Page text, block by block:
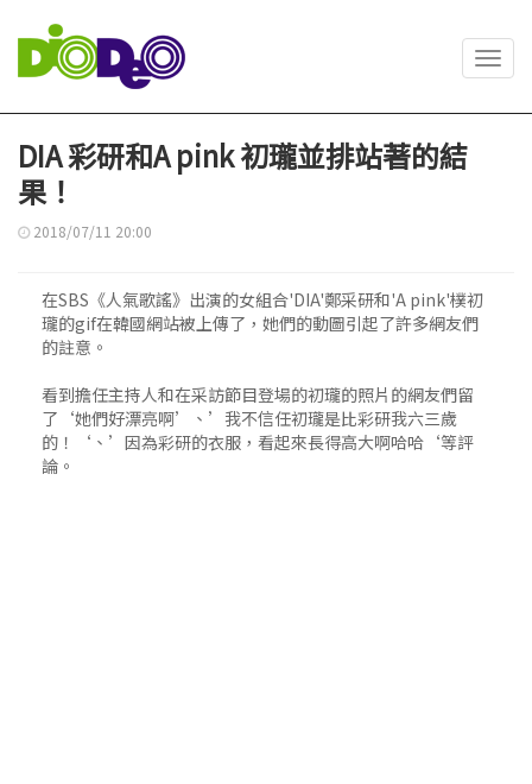
DIA 彩研和A pink 初瓏並排站著的結
果！
2018/07/11 20:00
在SBS《人氣歌謠》出演的女組合'DIA'鄭采研和'A pink'樸初
瓏的gif在韓國網站被上傳了，她們的動圖引起了許多網友們
的註意。
看到擔任主持人和在采訪節目登場的初瓏的照片的網友們留
了‘她們好漂亮啊’、’我不信任初瓏是比彩研我六三歲
的！‘、’因為彩研的衣服，看起來長得高大啊哈哈‘等評
論。